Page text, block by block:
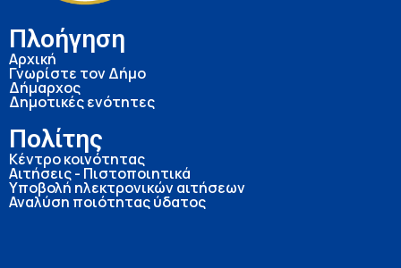
Πλοήγηση
Αρχική
Γνωρίστε τον Δήμο
Δήμαρχος
Δημοτικές ενότητες
Πολίτης
Κέντρο κοινότητας
Αιτήσεις - Πιστοποιητικά
Υποβολή ηλεκτρονικών αιτήσεων
Αναλύση ποιότητας ύδατος